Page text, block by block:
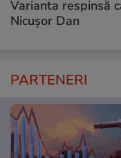
Varianta respinsă
Nicușor Dan
PARTENERI